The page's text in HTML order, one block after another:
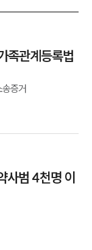
족관계등록법
증거
범 4천명 이